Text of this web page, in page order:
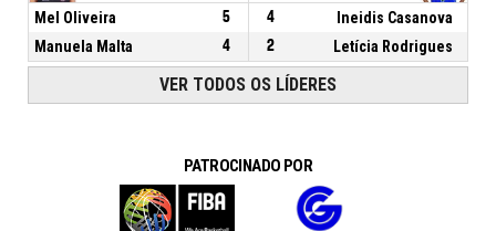
Mel Oliveira 5 4
Ineidis Casanova
Manuela Malta
4 2 Letícia Rodrigues
VER TODOS OS LÍDERES
PATROCINADO POR